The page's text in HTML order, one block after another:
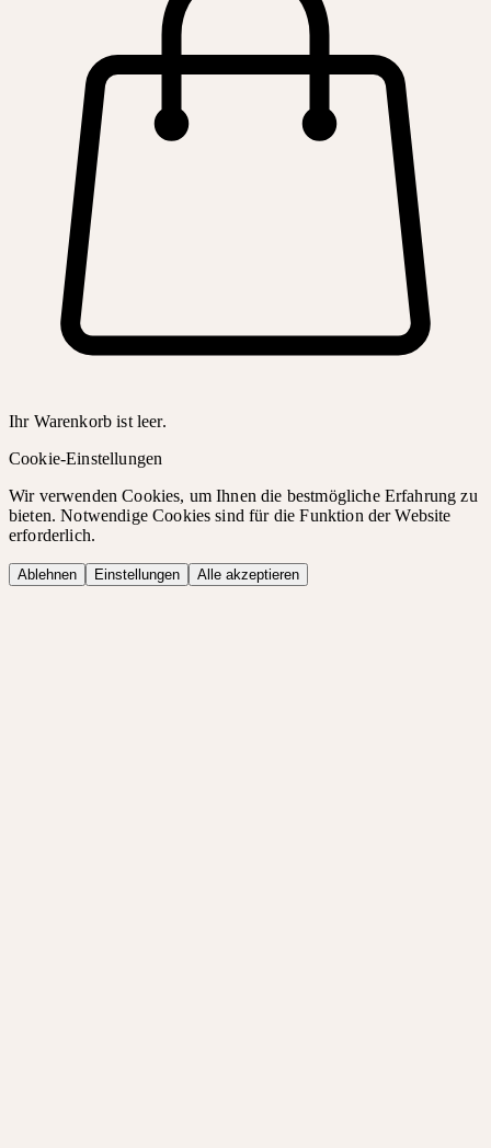
Ihr Warenkorb ist leer.
Cookie-Einstellungen
Wir verwenden Cookies, um Ihnen die bestmögliche Erfahrung zu
bieten. Notwendige Cookies sind für die Funktion der Website
erforderlich.
Ablehnen Einstellungen Alle akzeptieren